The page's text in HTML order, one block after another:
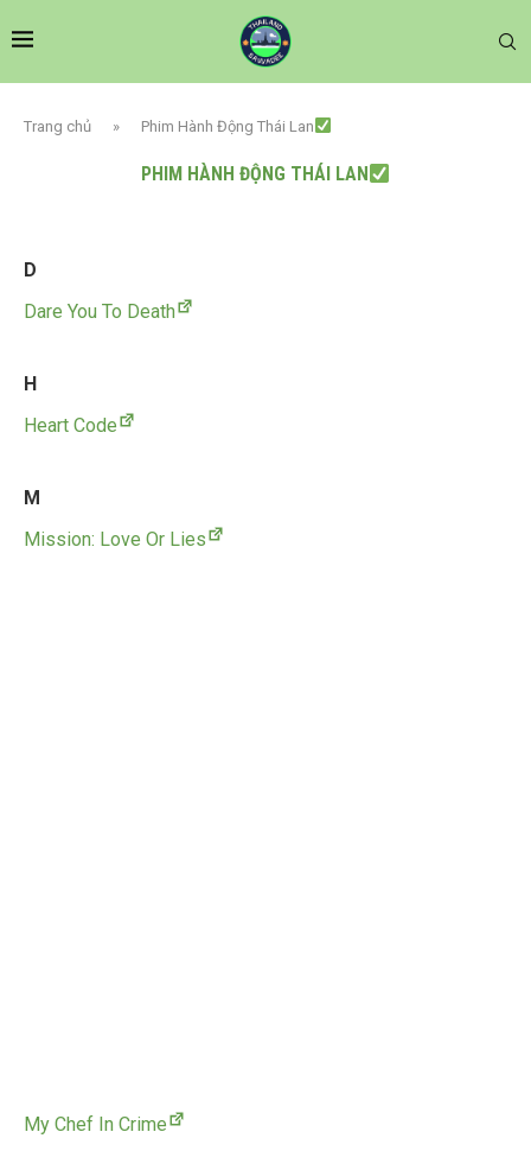
Trang chủ » Phim Hành Động Thái Lan
PHIM HÀNH ĐỘNG THÁI LAN
D
Dare You To Death
H
Heart Code
M
Mission: Love Or Lies
My Chef In Crime